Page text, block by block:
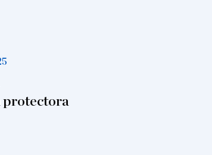
protectora